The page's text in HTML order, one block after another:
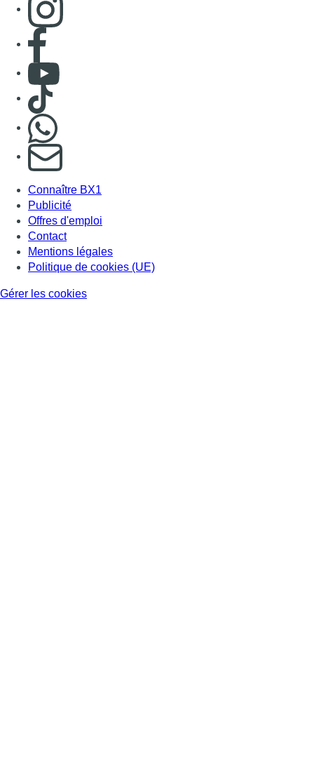
Consulter page Facebook
Consulter Youtube
Consulter TikTok
S'abonner à notre newsletter
Connaître BX1
Publicité
Offres d'emploi
Contact
Mentions légales
Politique de cookies (UE)
Gérer les cookies